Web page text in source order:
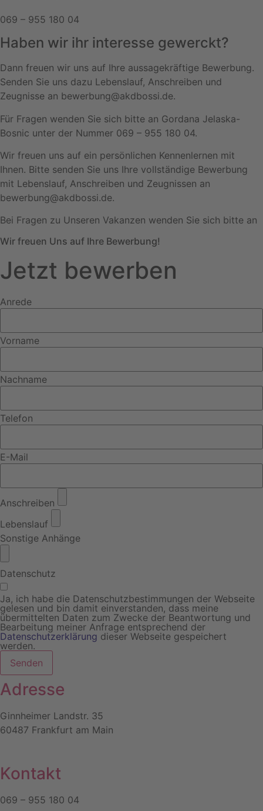
069 – 955 180 04
Haben wir ihr interesse gewerckt?
Dann freuen wir uns auf Ihre aussagekräftige Bewerbung.
Senden Sie uns dazu Lebenslauf, Anschreiben und
Zeugnisse an bewerbung@akdbossi.de.
Für Fragen wenden Sie sich bitte an Gordana Jelaska-
Bosnic unter der Nummer 069 – 955 180 04.
Wir freuen uns auf ein persönlichen Kennenlernen mit
Ihnen. Bitte senden Sie uns Ihre vollständige Bewerbung
mit Lebenslauf, Anschreiben und Zeugnissen an
bewerbung@akdbossi.de.
Bei Fragen zu Unseren Vakanzen wenden Sie sich bitte an
Wir freuen Uns auf Ihre Bewerbung!
Jetzt bewerben
Anrede
Vorname
Nachname
Telefon
E-Mail
Anschreiben
Lebenslauf
Sonstige Anhänge
Datenschutz
Ja, ich habe die Datenschutzbestimmungen der Webseite
gelesen und bin damit einverstanden, dass meine
übermittelten Daten zum Zwecke der Beantwortung und
Bearbeitung meiner Anfrage entsprechend der
Datenschutzerklärung dieser Webseite gespeichert
werden.
Senden
Adresse
Ginnheimer Landstr. 35
60487 Frankfurt am Main
Kontakt
069 – 955 180 04